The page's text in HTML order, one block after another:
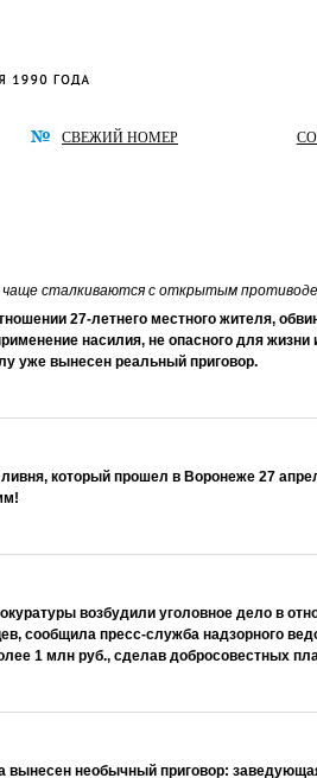
СВЕЖИЙ НОМЕР
чаще сталкиваются с открытым
27-летнего местного жителя,
насилия, не опасного для
уже вынесен реальный приговор.
который прошел в Воронеже 27
возбудили уголовное дело в
сообщила пресс-служба надзорного
1 млн руб., сделав добросовестных
необычный приговор: